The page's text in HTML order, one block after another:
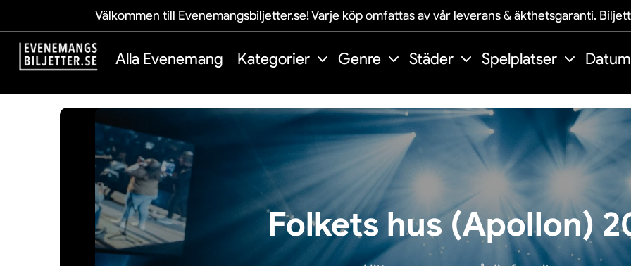
Välkommen till Evenemangsbiljetter.se! Varje köp omfattas av vår leverans & äkthetsgaranti.
Alla Evenemang Kategorier Genre Städer Spelplatser Datum
Folkets hus (Apollon)